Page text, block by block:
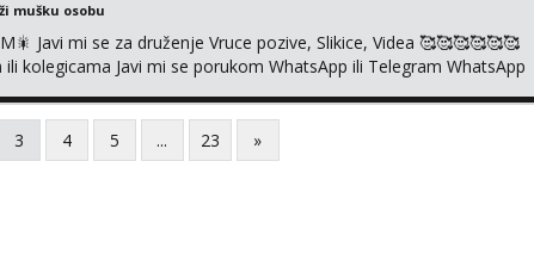
mušku osobu
Javi mi se za druženje Vruce pozive, Slikice, Videa 🥰🥰🥰🥰🥰🥰
kolegicama Javi mi se porukom WhatsApp ili Telegram WhatsApp
3 4 5 ... 23 »